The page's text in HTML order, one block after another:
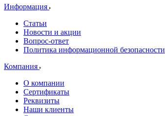
Информация
Статьи
Новости и акции
Вопрос-ответ
Политика информационной безопасности
Компания
О компании
Сертификаты
Реквизиты
Наши клиенты